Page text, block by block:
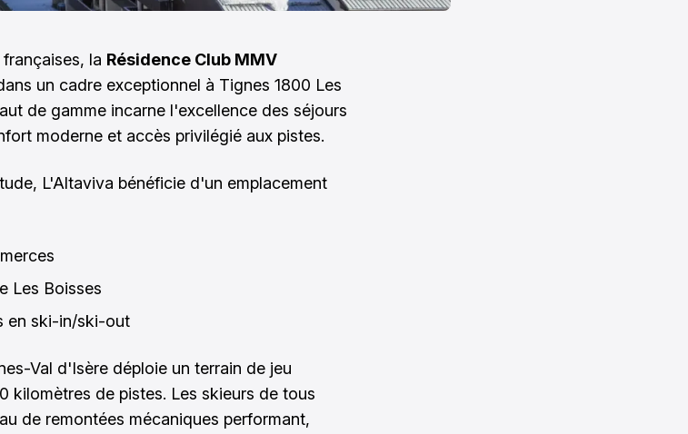
la Résidence Club MMV
un cadre exceptionnel à Tignes 1800 Les
de gamme incarne l'excellence des séjours
moderne et accès privilégié aux pistes.
L'Altaviva bénéficie d'un emplacement
Les Boisses
en ski-in/ski-out
Val d'Isère déploie un terrain de jeu
kilomètres de pistes. Les skieurs de tous
de remontées mécaniques performant,